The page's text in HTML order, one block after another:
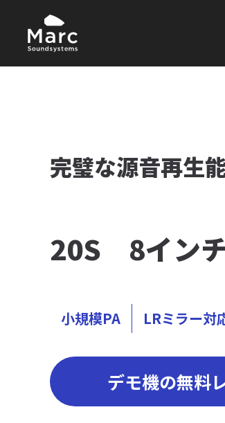
完璧な源音再生
20S 8イン
小規模PA LRミラー対
デモ機の無料